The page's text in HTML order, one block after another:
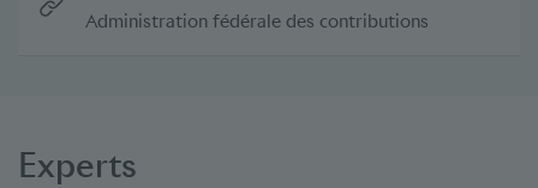
Administration fédérale des contributions
Experts